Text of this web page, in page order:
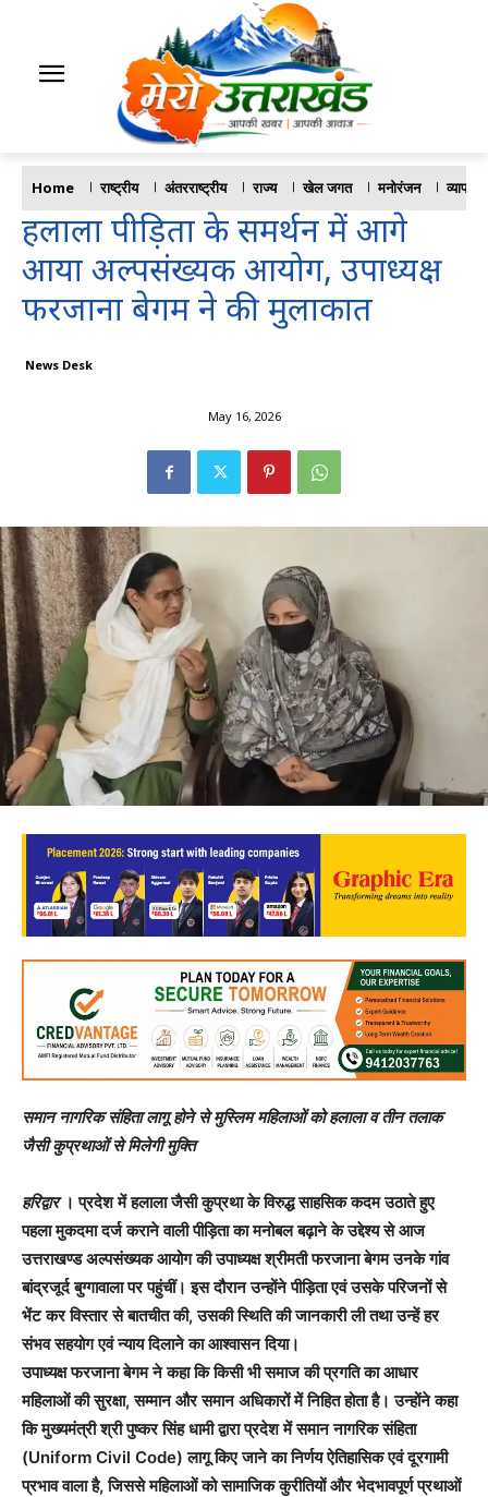
Home राष्ट्रीय अंतरराष्ट्रीय राज्य खेल जगत मनोरंजन व्यापार
हलाला पीड़िता के समर्थन में आगे
आया अल्पसंख्यक आयोग, उपाध्यक्ष
फरजाना बेगम ने की मुलाकात
News Desk
May 16, 2026
समान नागरिक संहिता लागू होने से मुस्लिम महिलाओं को हलाला व तीन तलाक
जैसी कुप्रथाओं से मिलेगी मुक्ति
हरिद्वार । प्रदेश में हलाला जैसी कुप्रथा के विरुद्ध साहसिक कदम उठाते हुए
पहला मुकदमा दर्ज कराने वाली पीड़िता का मनोबल बढ़ाने के उद्देश्य से आज
उत्तराखण्ड अल्पसंख्यक आयोग की उपाध्यक्ष श्रीमती फरजाना बेगम उनके गांव
बांद्रजूर्द बुग्गावाला पर पहुंचीं। इस दौरान उन्होंने पीड़िता एवं उसके परिजनों से
भेंट कर विस्तार से बातचीत की, उसकी स्थिति की जानकारी ली तथा उन्हें हर
संभव सहयोग एवं न्याय दिलाने का आश्वासन दिया।
उपाध्यक्ष फरजाना बेगम ने कहा कि किसी भी समाज की प्रगति का आधार
महिलाओं की सुरक्षा, सम्मान और समान अधिकारों में निहित होता है। उन्होंने कहा
कि मुख्यमंत्री श्री पुष्कर सिंह धामी द्वारा प्रदेश में समान नागरिक संहिता
(Uniform Civil Code) लागू किए जाने का निर्णय ऐतिहासिक एवं दूरगामी
प्रभाव वाला है, जिससे महिलाओं को सामाजिक कुरीतियों और भेदभावपूर्ण प्रथाओं